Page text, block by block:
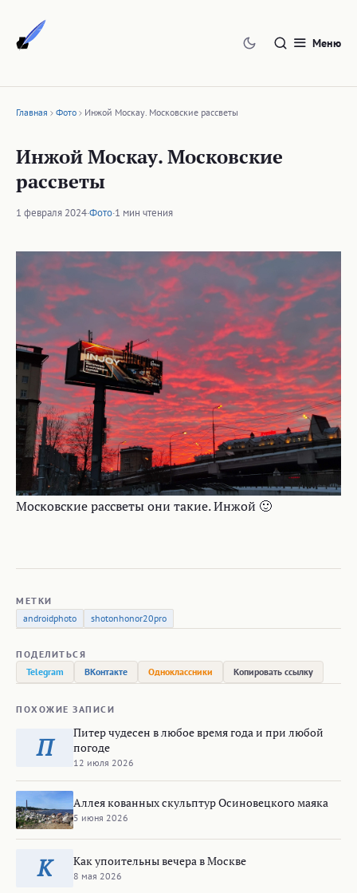
содержимому
Меню
Главная Фото Инжой Москау. Московские рассветы
Инжой Москау. Московские
рассветы
1 февраля 2024·Фото·1 мин чтения
Московские рассветы они такие. Инжой 🙂
МЕТКИ
androidphoto
shotonhonor20pro
ПОДЕЛИТЬСЯ
Telegram
ВКонтакте Одноклассники Копировать ссылку
ПОХОЖИЕ ЗАПИСИ
П
Питер чудесен в любое время года и при любой
погоде
12 июля 2026
Аллея кованных скульптур Осиновецкого маяка
5 июня 2026
К Как упоительны вечера в Москве
8 мая 2026